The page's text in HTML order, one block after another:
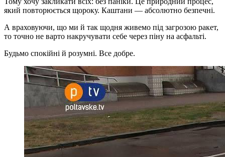
який повторюється щороку. Каштани — абсолютно безпечні.
А враховуючи, що ми й так щодня живемо під загрозою ракет,
то точно не варто накручувати себе через піну на асфальті.
Будьмо спокійні й розумні. Все добре.